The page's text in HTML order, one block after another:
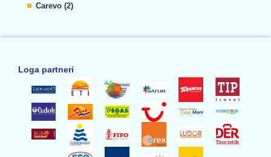
Carevo (2)
Loga partneri